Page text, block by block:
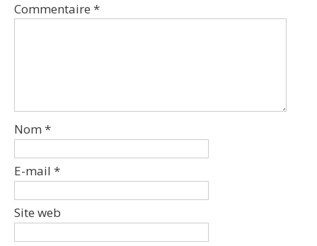
Commentaire *
Nom *
E-mail *
Site web